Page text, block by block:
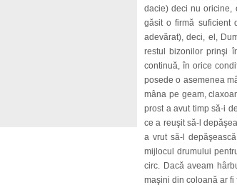
dacie) deci nu oricine,
găsit o firmă suficient
adevărat), deci, el,
restul bizonilor prinşi
continuă, în orice
posede o asemenea
mâna pe geam,
prost a avut timp să-i
ce a reuşit să-l
a vrut să-l
mijlocul drumului
circ. Dacă aveam
maşini din coloană ar fi